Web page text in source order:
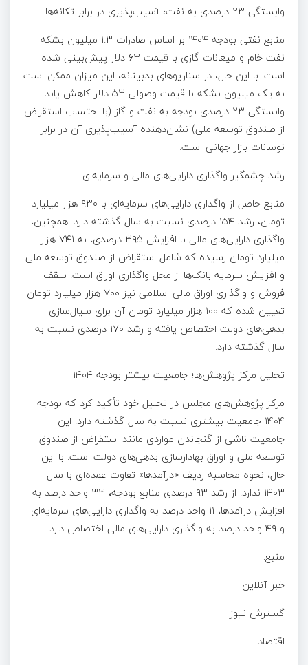
وابستگی ۲۳ درصدی به نفت؛ آسیب‌پذیری در برابر تکانه‌ها
منابع نفتی بودجه ۱۴۰۴ بر اساس صادرات ۱.۳ میلیون بشکه
نفت خام و میعانات گازی با قیمت ۶۳ دلار پیش‌بینی شده
است. با این حال، در سناریوهای بدبینانه، این میزان ممکن است
به یک میلیون بشکه با قیمت وصولی ۵۳ دلار کاهش یابد.
وابستگی ۲۳ درصدی بودجه به نفت و گاز (با احتساب استقراض
از صندوق توسعه ملی) نشان‌دهنده آسیب‌پذیری آن در برابر
نوسانات بازار جهانی است.
رشد چشمگیر واگذاری دارایی‌های مالی و سرمایه‌ای
منابع حاصل از واگذاری دارایی‌های سرمایه‌ای با ۹۳۰ هزار میلیارد
تومان، رشد ۱۵۴ درصدی نسبت به سال گذشته دارد. همچنین،
واگذاری دارایی‌های مالی با افزایش ۳۹۵ درصدی، به ۷۴۱ هزار
میلیارد تومان رسیده که شامل استقراض از صندوق توسعه ملی
و افزایش سرمایه بانک‌ها از محل واگذاری اوراق است. سقف
فروش و واگذاری اوراق مالی اسلامی نیز ۷۰۰ هزار میلیارد تومان
تعیین شده که ۱۰۰ هزار میلیارد تومان آن برای سیال‌سازی
بدهی‌های دولت اختصاص یافته و رشد ۱۷۰ درصدی نسبت به
سال گذشته دارد.
تحلیل مرکز پژوهش‌ها؛ جامعیت بیشتر بودجه ۱۴۰۴
مرکز پژوهش‌های مجلس در تحلیل خود تأکید کرد که بودجه
۱۴۰۴ جامعیت بیشتری نسبت به سال گذشته دارد. این
جامعیت ناشی از گنجاندن مواردی مانند استقراض از صندوق
توسعه ملی و اوراق بهادارسازی بدهی‌های دولت است. با این
حال، نحوه محاسبه ردیف «درآمدها» تفاوت عمده‌ای با سال
۱۴۰۳ ندارد. از رشد ۹۳ درصدی منابع بودجه، ۳۳ واحد درصد به
افزایش درآمدها، ۱۱ واحد درصد به واگذاری دارایی‌های سرمایه‌ای
و ۴۹ واحد درصد به واگذاری دارایی‌های مالی اختصاص دارد.
منبع:
خبر آنلاین
گسترش نیوز
اقتصاد